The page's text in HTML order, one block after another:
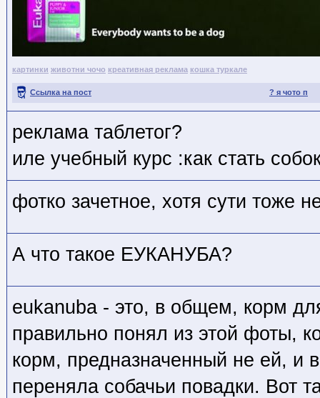
картинки животни чочо креативная реклама кошка туркале
? я чото п
Ссылка на пост
реклама таблетог?
иле учебный курс :как стать
фотко зачетное, хотя сути тоже
А что такое ЕУКАНУБА?
eukanuba - это, в общем, корм
правильно понял из этой фоты,
корм, предназначенный не ей, и
переняла собачьи повадки. Вот